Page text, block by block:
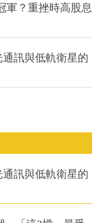
軍？重挫時高股息
訊與低軌衛星的
訊與低軌衛星的